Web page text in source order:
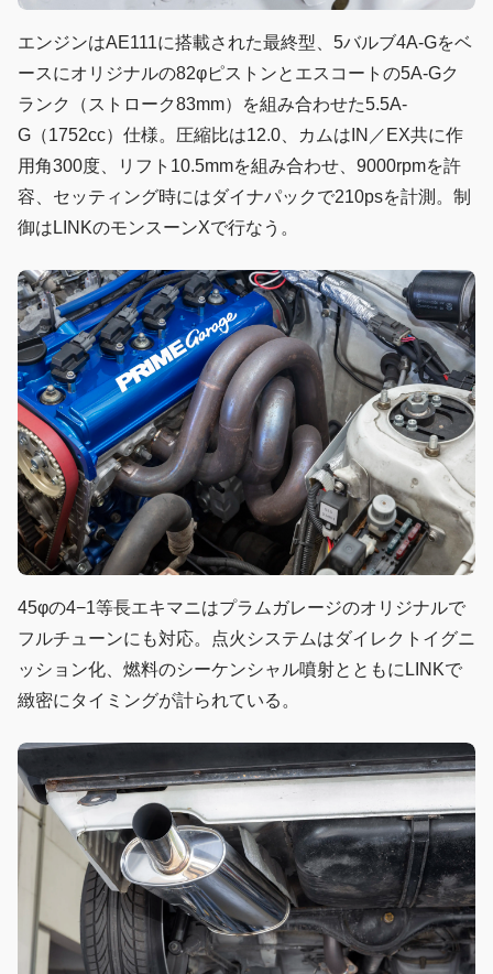
エンジンはAE111に搭載された最終型、5バルブ4A-Gをベ
ースにオリジナルの82φピストンとエスコートの5A-Gク
ランク（ストローク83mm）を組み合わせた5.5A-
G（1752cc）仕様。圧縮比は12.0、カムはIN／EX共に作
用角300度、リフト10.5mmを組み合わせ、9000rpmを許
容、セッティング時にはダイナパックで210psを計測。制
御はLINKのモンスーンXで行なう。
45φの4−1等長エキマニはプラムガレージのオリジナルで
フルチューンにも対応。点火システムはダイレクトイグニ
ッション化、燃料のシーケンシャル噴射とともにLINKで
緻密にタイミングが計られている。